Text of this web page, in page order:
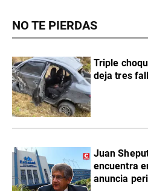
NO TE PIERDAS
Triple
deja tres
Juan
encuentra
anuncia